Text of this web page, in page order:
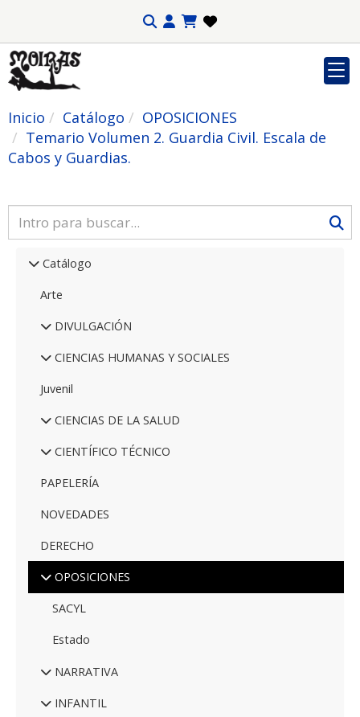
Inicio Catálogo
OPOSICIONES
Temario Volumen 2. Guardia Civil. Escala de
Cabos y Guardias.
Catálogo
Arte
DIVULGACIÓN
CIENCIAS HUMANAS Y SOCIALES
Juvenil
CIENCIAS DE LA SALUD
CIENTÍFICO TÉCNICO
PAPELERÍA
NOVEDADES
DERECHO
OPOSICIONES
SACYL
Estado
NARRATIVA
INFANTIL